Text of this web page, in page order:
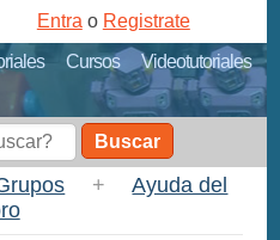
Cursos
Videotutoriales
Entra o Registrate
Buscar
+
Ayuda del